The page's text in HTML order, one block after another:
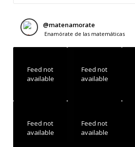
@matenamorate
Enamórate de las matemáticas
Feed not
available
Feed not
available
Feed not
available
Feed not
available